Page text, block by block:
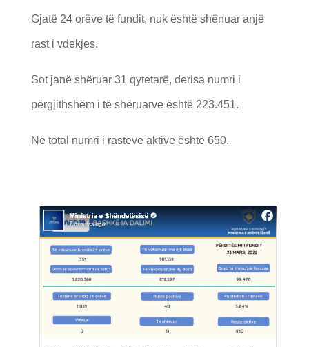
Gjatë 24 orëve të fundit, nuk është shënuar anjë
rast i vdekjes.
Sot janë shëruar 31 qytetarë, derisa numri i
përgjithshëm i të shëruarve është 223.451.
Në total numri i rasteve aktive është 650.